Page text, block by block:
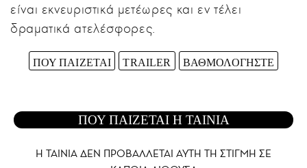
είναι εκνευριστικά μετέωρες και εν τέλει
δραματικά ατελέσφορες.
ΠΟΥ ΠΑΙΖΕΤΑΙ TRAILER ΒΑΘΜΟΛΟΓΗΣΤΕ
ΠΟΥ ΠΑΙΖΕΤΑΙ Η ΤΑΙΝΙΑ
Η ΤΑΙΝΙΑ ΔΕΝ ΠΡΟΒΑΛΛΕΤΑΙ AYTH ΤΗ ΣΤΙΓΜΗ ΣΕ